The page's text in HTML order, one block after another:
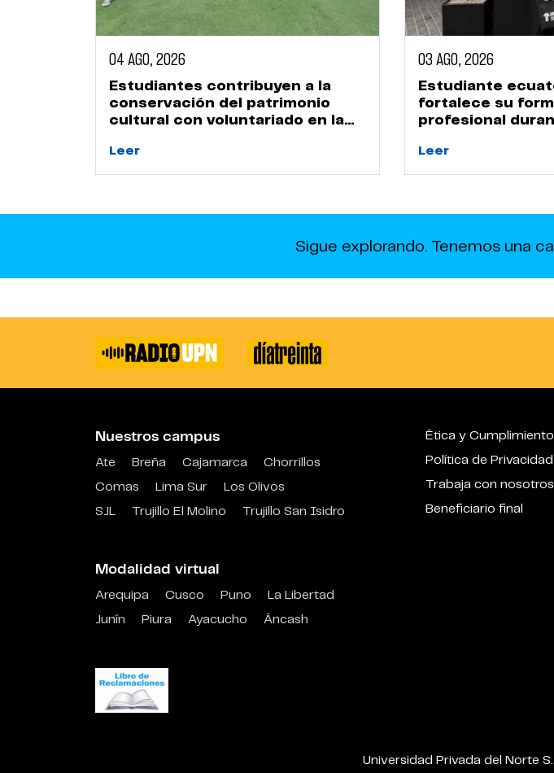
04 AGO, 2026
Estudiantes contribuyen a la
conservación del patrimonio
cultural con voluntariado en la
Leer
03 AGO, 2026
Estudiante
fortalece su
profesional
Leer
Sigue explorando. Tenemos una
Nuestros campus
Ate Breña Cajamarca
Chorrillos
Comas
Lima Sur
Los Olivos
SJL
Trujillo El Molino Trujillo San Isidro
Modalidad virtual
Arequipa Cusco Puno
La Libertad
Junín
Piura Ayacucho Áncash
Ética y
Política de Privacidad
Trabaja con nosotros
Beneficiario final
Universidad Privada del Norte